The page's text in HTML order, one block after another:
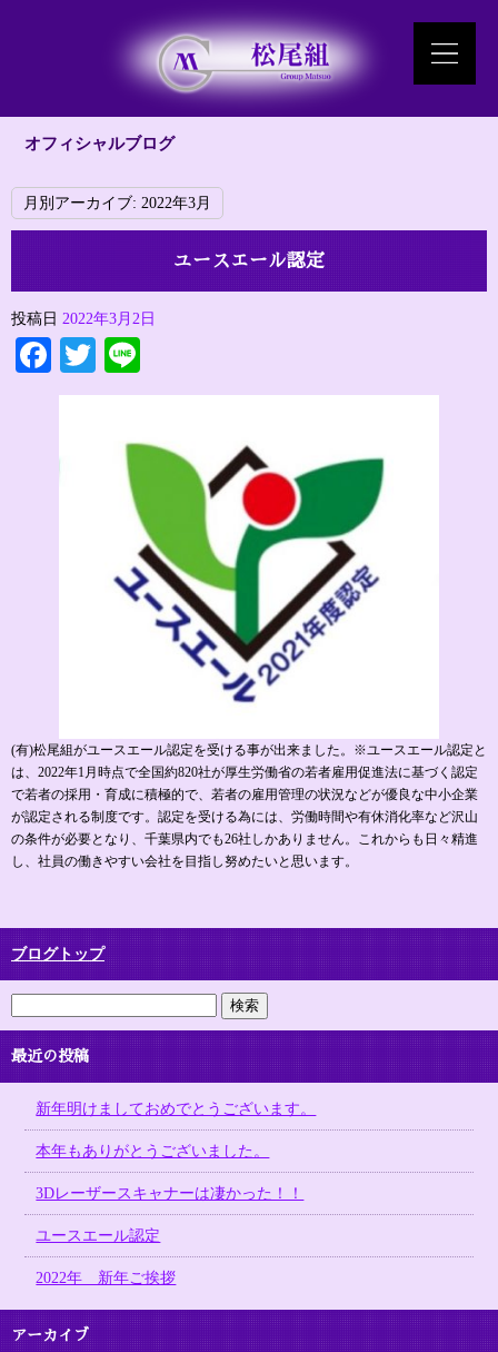
オフィシャルブログ
月別アーカイブ: 2022年3月
ユースエール認定
投稿日 2022年3月2日
Facebook
Twitter
(有)松尾組がユースエール認定を受ける事が出来ました。※ユースエール認定と
は、2022年1月時点で全国約820社が厚生労働省の若者雇用促進法に基づく認定
で若者の採用・育成に積極的で、若者の雇用管理の状況などが優良な中小企業
が認定される制度です。認定を受ける為には、労働時間や有休消化率など沢山
の条件が必要となり、千葉県内でも26社しかありません。これからも日々精進
し、社員の働きやすい会社を目指し努めたいと思います。
ブログトップ
最近の投稿
新年明けましておめでとうございます。
本年もありがとうございました。
3Dレーザースキャナーは凄かった！！
ユースエール認定
2022年 新年ご挨拶
アーカイブ